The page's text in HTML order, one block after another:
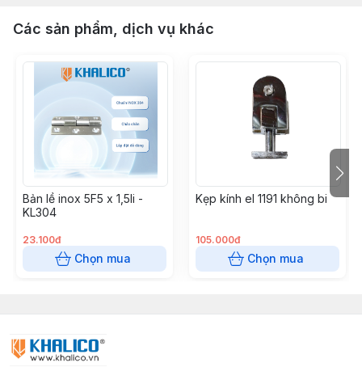
Các sản phẩm, dịch vụ khác
Bản lề inox 5F5 x 1,5li -
KL304
23.100đ
Chọn mua
Kẹp kính el 1191 không bi
105.000đ
Chọn mua